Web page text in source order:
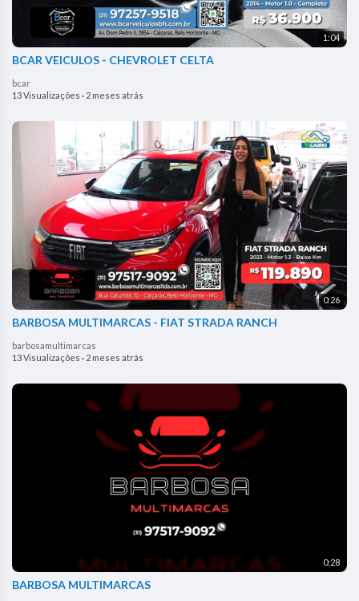
1:04
BCAR VEICULOS - CHEVROLET CELTA
bcar
13 Visualizações · 2 meses atrás
0:26
BARBOSA MULTIMARCAS - FIAT STRADA RANCH
barbosamultimarcas
13 Visualizações · 2 meses atrás
0:28
BARBOSA MULTIMARCAS